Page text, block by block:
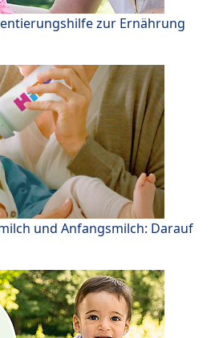
zur Ernährung
und Anfangsmilch: Darauf